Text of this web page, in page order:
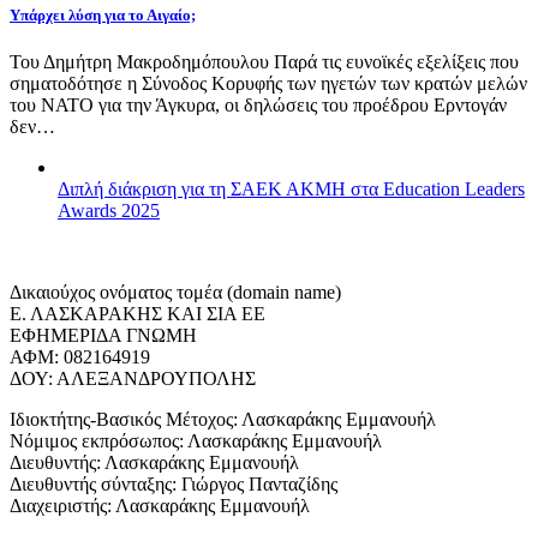
Υπάρχει λύση για το Αιγαίο;
Του Δημήτρη Μακροδημόπουλου Παρά τις ευνοϊκές εξελίξεις που
σηματοδότησε η Σύνοδος Κορυφής των ηγετών των κρατών μελών
του ΝΑΤΟ για την Άγκυρα, οι δηλώσεις του προέδρου Ερντογάν
δεν…
Διπλή διάκριση για τη ΣΑΕΚ ΑΚΜΗ στα Education Leaders
Awards 2025
Δικαιούχος ονόματος τομέα (domain name)
Ε. ΛΑΣΚΑΡΑΚΗΣ ΚΑΙ ΣΙΑ ΕΕ
ΕΦΗΜΕΡΙΔΑ ΓΝΩΜΗ
ΑΦΜ: 082164919
ΔΟΥ: ΑΛΕΞΑΝΔΡΟΥΠΟΛΗΣ
Ιδιοκτήτης-Βασικός Μέτοχος: Λασκαράκης Εμμανουήλ
Νόμιμος εκπρόσωπος: Λασκαράκης Εμμανουήλ
Διευθυντής: Λασκαράκης Εμμανουήλ
Διευθυντής σύνταξης: Γιώργος Πανταζίδης
Διαχειριστής: Λασκαράκης Εμμανουήλ